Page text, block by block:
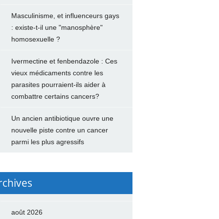
Masculinisme, et influenceurs gays
: existe-t-il une "manosphère"
homosexuelle ?
Ivermectine et fenbendazole : Ces
vieux médicaments contre les
parasites pourraient-ils aider à
combattre certains cancers?
Un ancien antibiotique ouvre une
nouvelle piste contre un cancer
parmi les plus agressifs
août 2026